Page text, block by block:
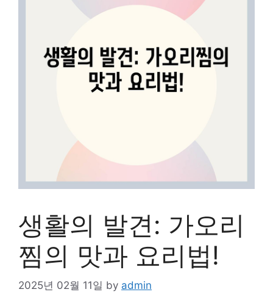
생활의 발견: 가오리
찜의 맛과 요리법!
2025년 02월 11일 by admin